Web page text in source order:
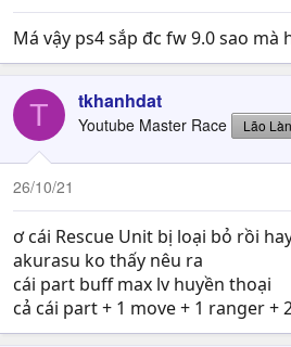
t
e
Má vậy ps4 sắp đc fw 9.0 sao mà
T tkhanhdat
Youtube Master Race Lão
26/10/21
ơ cái Rescue Unit bị loại bỏ rồi
akurasu ko thấy nêu ra
cái part buff max lv huyền thoại
cả cái part + 1 move + 1 ranger +